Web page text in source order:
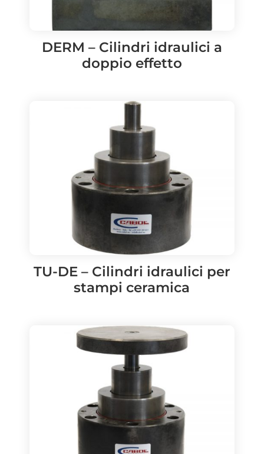
DERM – Cilindri idraulici a
doppio effetto
TU-DE – Cilindri idraulici per
stampi ceramica